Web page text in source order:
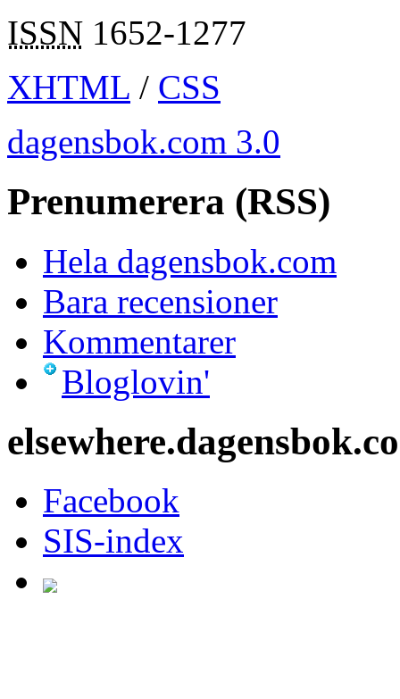
ISSN 1652-1277
XHTML / CSS
dagensbok.com 3.0
Prenumerera (RSS)
Hela dagensbok.com
Bara recensioner
Kommentarer
Bloglovin'
Facebook
SIS-index